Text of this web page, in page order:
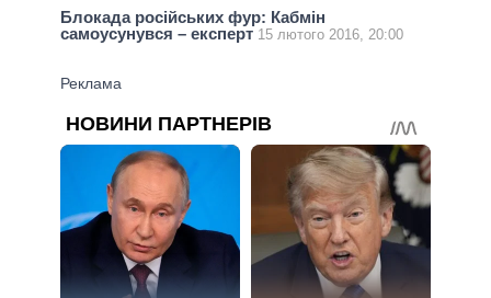
Блокада російських фур: Кабмін
самоусунувся – експерт 15 лютого 2016, 20:00